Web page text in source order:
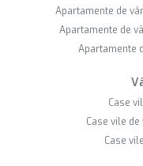
Apartamente de
Apartamente de
Apartamente
Case
Case vile
Case